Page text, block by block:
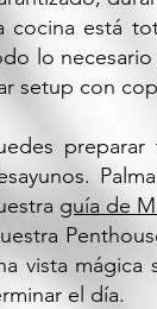
cocina está
lo necesario
setup con
guía de
vista
el día.